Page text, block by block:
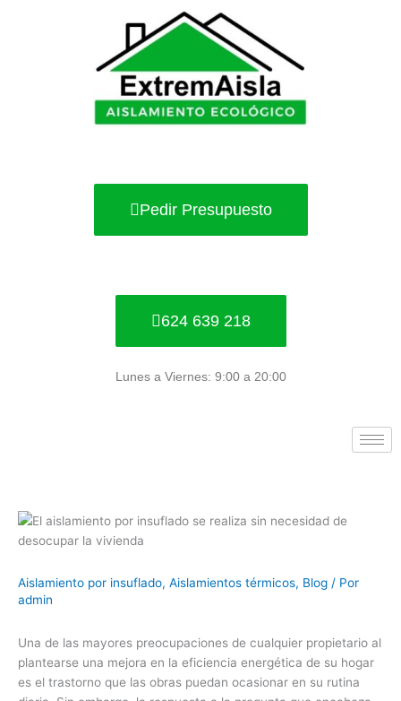
Pedir Presupuesto
624 639 218
Lunes a Viernes: 9:00 a 20:00
Aislamiento por insuflado, Aislamientos térmicos, Blog / Por
admin
Una de las mayores preocupaciones de cualquier propietario al
plantearse una mejora en la eficiencia energética de su hogar
es el trastorno que las obras puedan ocasionar en su rutina